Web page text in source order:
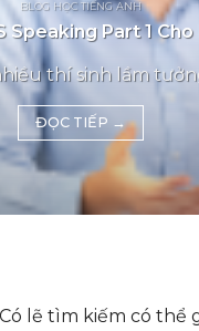
BLOG HỌC TIẾNG ANH
Speaking Part 1
thí sinh lầm
ĐỌC TIẾP →
lẽ tìm kiếm có thể